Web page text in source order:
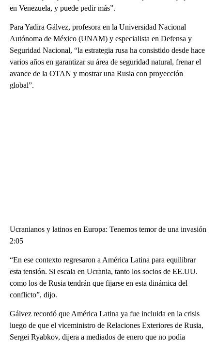
en Venezuela, y puede pedir más”.
Para Yadira Gálvez, profesora en la Universidad Nacional
Autónoma de México (UNAM) y especialista en Defensa y
Seguridad Nacional, “la estrategia rusa ha consistido desde hace
varios años en garantizar su área de seguridad natural, frenar el
avance de la OTAN y mostrar una Rusia con proyección
global”.
Ucranianos y latinos en Europa: Tenemos temor de una invasión
2:05
“En ese contexto regresaron a América Latina para equilibrar
esta tensión. Si escala en Ucrania, tanto los socios de EE.UU.
como los de Rusia tendrán que fijarse en esta dinámica del
conflicto”, dijo.
Gálvez recordó que América Latina ya fue incluida en la crisis
luego de que el viceministro de Relaciones Exteriores de Rusia,
Sergei Ryabkov, dijera a mediados de enero que no podía